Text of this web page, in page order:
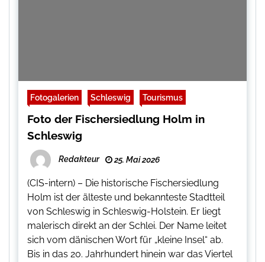
Fotogalerien Schleswig Tourismus
Foto der Fischersiedlung Holm in
Schleswig
Redakteur 25. Mai 2026
(CIS-intern) – Die historische Fischersiedlung
Holm ist der älteste und bekannteste Stadtteil
von Schleswig in Schleswig-Holstein. Er liegt
malerisch direkt an der Schlei. Der Name leitet
sich vom dänischen Wort für „kleine Insel“ ab.
Bis in das 20. Jahrhundert hinein war das Viertel